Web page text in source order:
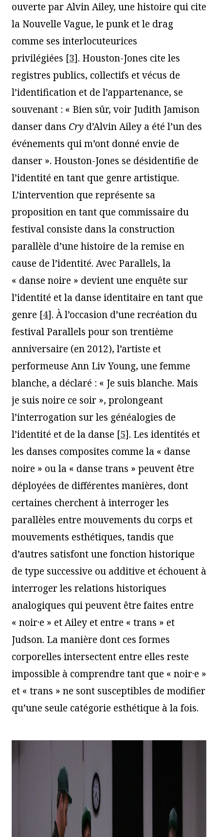
ouverte par Alvin Ailey, une histoire qui cite
la Nouvelle Vague, le punk et le drag
comme ses interlocuteurices
privilégiées [3]. Houston-Jones cite les
registres publics, collectifs et vécus de
l’identification et de l’appartenance, se
souvenant : « Bien sûr, voir Judith Jamison
danser dans Cry d’Alvin Ailey a été l’un des
événements qui m’ont donné envie de
danser ». Houston-Jones se désidentifie de
l’identité en tant que genre artistique.
L’intervention que représente sa
proposition en tant que commissaire du
festival consiste dans la construction
parallèle d’une histoire de la remise en
cause de l’identité. Avec Parallels, la
« danse noire » devient une enquête sur
l’identité et la danse identitaire en tant que
genre [4]. À l’occasion d’une recréation du
festival Parallels pour son trentième
anniversaire (en 2012), l’artiste et
performeuse Ann Liv Young, une femme
blanche, a déclaré : « Je suis blanche. Mais
je suis noire ce soir », prolongeant
l’interrogation sur les généalogies de
l’identité et de la danse [5]. Les identités et
les danses composites comme la « danse
noire » ou la « danse trans » peuvent être
déployées de différentes manières, dont
certaines cherchent à interroger les
parallèles entre mouvements du corps et
mouvements esthétiques, tandis que
d’autres satisfont une fonction historique
de type successive ou additive et échouent à
interroger les relations historiques
analogiques qui peuvent être faites entre
« noir·e » et Ailey et entre « trans » et
Judson. La manière dont ces formes
corporelles intersectent entre elles reste
impossible à comprendre tant que « noir·e »
et « trans » ne sont susceptibles de modifier
qu’une seule catégorie esthétique à la fois.